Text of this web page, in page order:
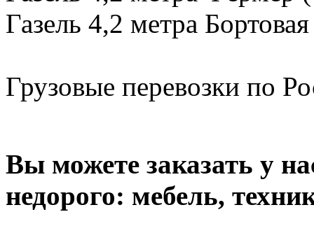
Газель 4,2 метра
Грузовые перевозки по
Вы можете заказать у
недорого: мебель,